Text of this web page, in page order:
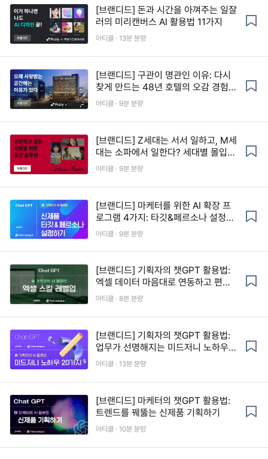
[브랜디드] 돈과 시간을 아껴주는 일잘
러의 미리캔버스 AI 활용법 11가지
아티클 · 13분 분량
[브랜디드] 구관이 명관인 이유: 다시
찾게 만드는 48년 호텔의 오감 경험
설계 by. 더 플라자 호텔
아티클 · 9분 분량
[브랜디드] Z세대는 서서 일하고, M세
대는 소파에서 일한다? 세대별 몰입
공간 가이드 by 퍼시스
아티클 · 9분 분량
[브랜디드] 마케터를 위한 AI 확장 프
로그램 4가지: 타깃&페르소나 설정하
기
아티클 · 9분 분량
[브랜디드] 기획자의 챗GPT 활용법:
엑셀 데이터 마음대로 연동하고 편집
하기
아티클 · 8분 분량
[브랜디드] 기획자의 챗GPT 활용법:
업무가 선명해지는 미드저니 노하우
20가지
아티클 · 13분 분량
[브랜디드] 마케터의 챗GPT 활용법:
트렌드를 꿰뚫는 신제품 기획하기
아티클 · 10분 분량